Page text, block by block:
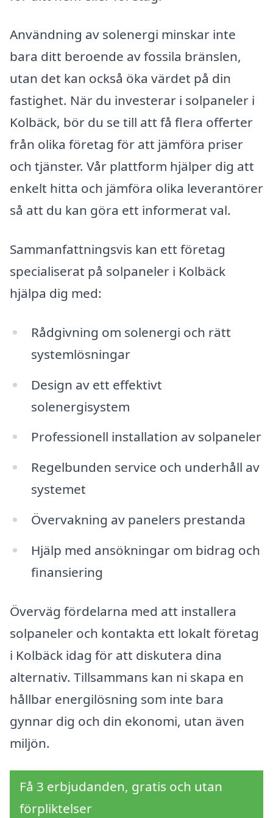
Användning av solenergi minskar inte
bara ditt beroende av fossila bränslen,
utan det kan också öka värdet på din
fastighet. När du investerar i solpaneler i
Kolbäck, bör du se till att få flera offerter
från olika företag för att jämföra priser
och tjänster. Vår plattform hjälper dig att
enkelt hitta och jämföra olika leverantörer
så att du kan göra ett informerat val.
Sammanfattningsvis kan ett företag
specialiserat på solpaneler i Kolbäck
hjälpa dig med:
Rådgivning om solenergi och rätt
systemlösningar
Design av ett effektivt
solenergisystem
Professionell installation av solpaneler
Regelbunden service och underhåll av
systemet
Övervakning av panelers prestanda
Hjälp med ansökningar om bidrag och
finansiering
Överväg fördelarna med att installera
solpaneler och kontakta ett lokalt företag
i Kolbäck idag för att diskutera dina
alternativ. Tillsammans kan ni skapa en
hållbar energilösning som inte bara
gynnar dig och din ekonomi, utan även
miljön.
Få 3 erbjudanden, gratis och utan
förpliktelser